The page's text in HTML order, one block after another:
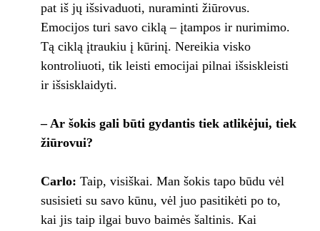
pat iš jų išsivaduoti, nuraminti žiūrovus.
Emocijos turi savo ciklą – įtampos ir nurimimo.
Tą ciklą įtraukiu į kūrinį. Nereikia visko
kontroliuoti, tik leisti emocijai pilnai išsiskleisti
ir išsisklaidyti.
– Ar šokis gali būti gydantis tiek atlikėjui, tiek
žiūrovui?
Carlo: Taip, visiškai. Man šokis tapo būdu vėl
susisieti su savo kūnu, vėl juo pasitikėti po to,
kai jis taip ilgai buvo baimės šaltinis. Kai